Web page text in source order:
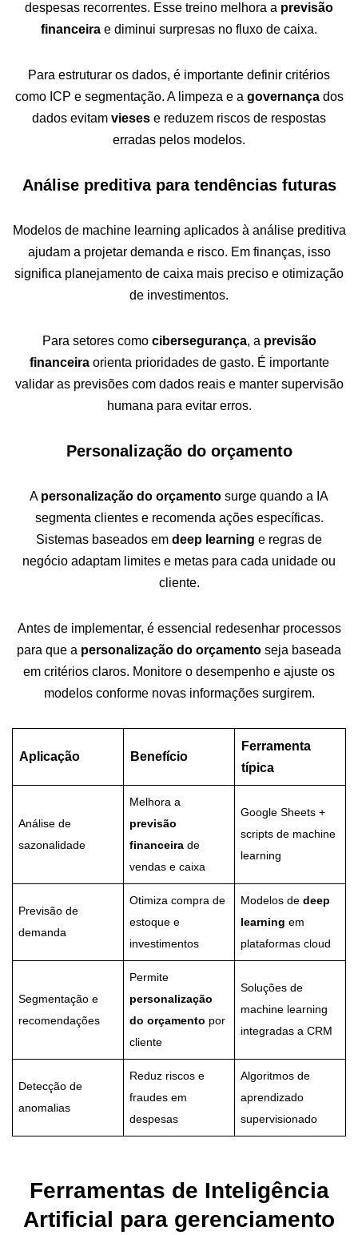
despesas recorrentes. Esse treino melhora a previsão
financeira e diminui surpresas no fluxo de caixa.
Para estruturar os dados, é importante definir critérios
como ICP e segmentação. A limpeza e a governançados
dados evitam vieses e reduzem riscos de respostas
erradas pelos modelos.
Análise preditiva para tendências futuras
Modelos de machine learning aplicados à análise preditiva
ajudam a projetar demanda e risco. Em finanças, isso
significa planejamento de caixa mais preciso e otimização
de investimentos.
Para setores como cibersegurança, a previsão
financeiraorienta prioridades de gasto. É importante
validar as previsões com dados reais e manter supervisão
humana para evitar erros.
Personalização do orçamento
A personalização do orçamento surge quando a IA
segmenta clientes e recomenda ações específicas.
Sistemas baseados em deep learning e regras de
negócio adaptam limites e metas para cada unidade ou
cliente.
Antes de implementar, é essencial redesenhar processos
para que a personalização do orçamento seja baseada
em critérios claros. Monitore o desempenho e ajuste os
modelos conforme novas informações surgirem.
Aplicação Benefício
Ferramenta
típica
Análise de
sazonalidade
Melhora a
previsão
financeira de
vendas e caixa
Google Sheets +
scripts de machine
learning
Previsão de
demanda
Otimiza compra de
estoque e
investimentos
Modelos dedeep
learning em
plataformas cloud
Segmentação e
recomendações
Permite
personalização
do orçamento por
cliente
Soluções de
machine learning
integradas a CRM
Detecção de
anomalias
Reduz riscos e
fraudes em
despesas
Algoritmos de
aprendizado
supervisionado
Ferramentas de Inteligência
Artificial para gerenciamento